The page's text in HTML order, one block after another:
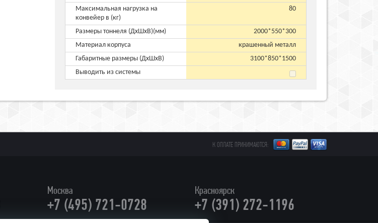
Максимальная нагрузка на
конвейер в (кг)
80
Размеры тоннеля (ДхШхВ)(мм)
2000*550*300
Материал корпуса
крашенный металл
Габаритные размеры (ДхШхВ)
3100*850*1500
Выводить из системы
К ОПЛАТЕ ПРИНИМАЮТСЯ:
Москва
+7 (495) 721-0728
Красноярск
+7 (391) 272-1196